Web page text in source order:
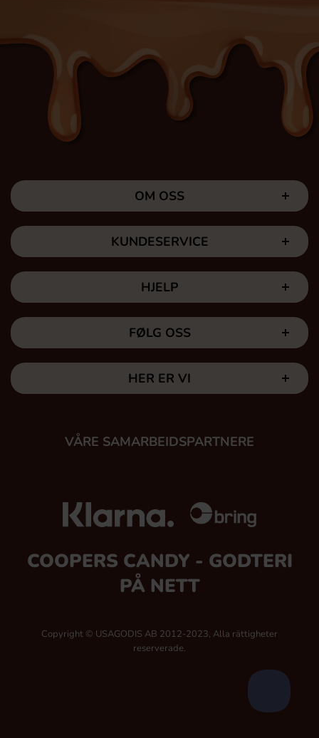
OM OSS
KUNDESERVICE
HJELP
FØLG OSS
HER ER VI
VÅRE SAMARBEIDSPARTNERE
COOPERS CANDY - GODTERI
PÅ NETT
Copyright © USAGODIS AB 2012-2023, Alla rättigheter
reserverade.